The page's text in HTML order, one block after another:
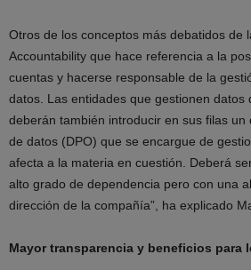
Otros de los conceptos más debatidos de
Accountability que hace referencia a la
cuentas y hacerse responsable de la
datos. Las entidades que gestionen datos
deberán también introducir en sus filas un
de datos (DPO) que se encargue de
afecta a la materia en cuestión. Deberá
alto grado de dependencia pero con una
dirección de la compañía”, ha explicado
Mayor transparencia y beneficios para